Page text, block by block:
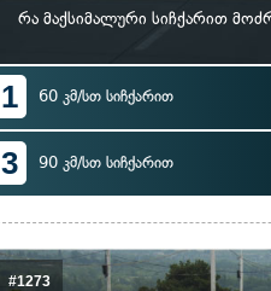
რა მაქსიმალური სიჩქარით
1 60 კმ/სთ სიჩქარით
3 90 კმ/სთ სიჩქარით
#1273